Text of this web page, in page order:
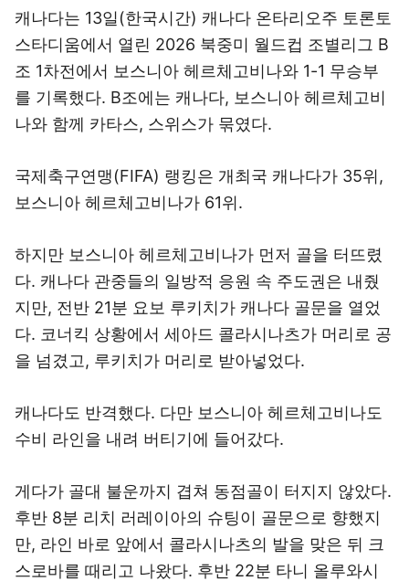
캐나다는 13일(한국시간) 캐나다 온타리오주 토론토
스타디움에서 열린 2026 북중미 월드컵 조별리그 B
조 1차전에서 보스니아 헤르체고비나와 1-1 무승부
를 기록했다. B조에는 캐나다, 보스니아 헤르체고비
나와 함께 카타스, 스위스가 묶였다.
국제축구연맹(FIFA) 랭킹은 개최국 캐나다가 35위,
보스니아 헤르체고비나가 61위.
하지만 보스니아 헤르체고비나가 먼저 골을 터뜨렸
다. 캐나다 관중들의 일방적 응원 속 주도권은 내줬
지만, 전반 21분 요보 루키치가 캐나다 골문을 열었
다. 코너킥 상황에서 세아드 콜라시나츠가 머리로 공
을 넘겼고, 루키치가 머리로 받아넣었다.
캐나다도 반격했다. 다만 보스니아 헤르체고비나도
수비 라인을 내려 버티기에 들어갔다.
게다가 골대 불운까지 겹쳐 동점골이 터지지 않았다.
후반 8분 리치 러레이아의 슈팅이 골문으로 향했지
만, 라인 바로 앞에서 콜라시나츠의 발을 맞은 뒤 크
스로바를 때리고 나왔다. 후반 22분 타니 올루와시